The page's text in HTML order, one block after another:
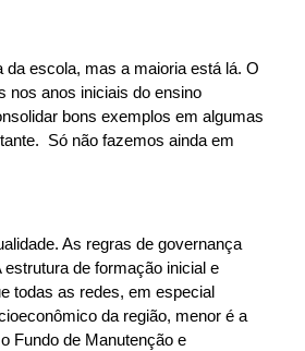
escola, mas a maioria está lá. O
nos anos iniciais do ensino
bons exemplos em algumas
Só não fazemos ainda em
As regras de governança
de formação inicial e
todas as redes, em especial
da região, menor é a
Fundo de Manutenção e